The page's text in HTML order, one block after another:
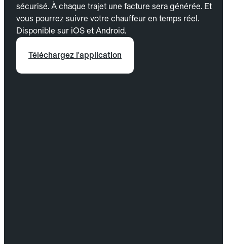
sécurisé. À chaque trajet une facture sera générée. Et
vous pourrez suivre votre chauffeur en temps réel.
Disponible sur iOS et Android.
Téléchargez l'application